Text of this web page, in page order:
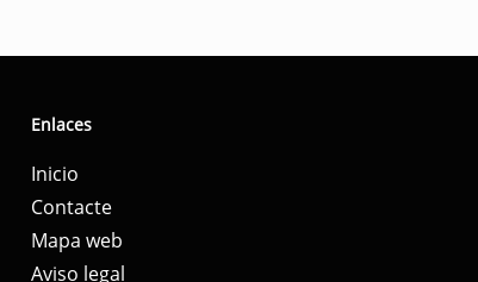
Enlaces
Inicio
Contacte
Mapa web
Aviso legal